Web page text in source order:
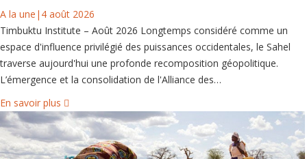
A la une | 4 août 2026
Timbuktu Institute – Août 2026 Longtemps considéré comme un
espace d'influence privilégié des puissances occidentales, le Sahel
traverse aujourd'hui une profonde recomposition géopolitique.
L’émergence et la consolidation de l'Alliance des…
En savoir plus